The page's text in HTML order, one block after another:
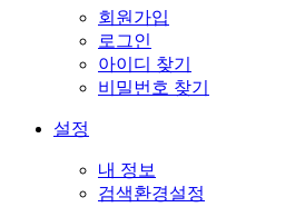
회원가입
로그인
아이디 찾기
비밀번호 찾기
설정
내 정보
검색환경설정